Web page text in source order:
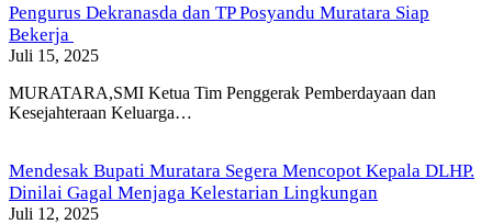
Pengurus Dekranasda dan TP Posyandu Muratara Siap
Bekerja
Juli 15, 2025
MURATARA,SMI Ketua Tim Penggerak Pemberdayaan dan
Kesejahteraan Keluarga…
Mendesak Bupati Muratara Segera Mencopot Kepala DLHP.
Dinilai Gagal Menjaga Kelestarian Lingkungan
Juli 12, 2025